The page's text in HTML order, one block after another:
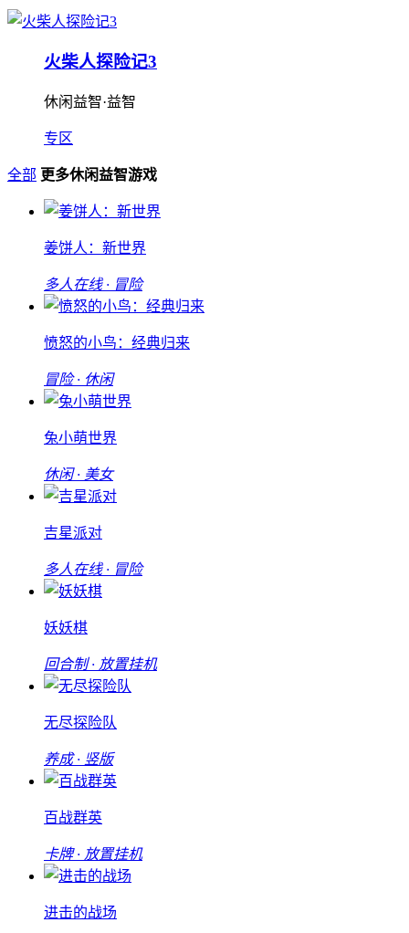
火柴人探险记3
休闲益智·益智
专区
全部 更多休闲益智游戏
姜饼人：新世界
多人在线 · 冒险
愤怒的小鸟：经典归来
冒险 · 休闲
兔小萌世界
休闲 · 美女
吉星派对
多人在线 · 冒险
妖妖棋
回合制 · 放置挂机
无尽探险队
养成 · 竖版
百战群英
卡牌 · 放置挂机
进击的战场